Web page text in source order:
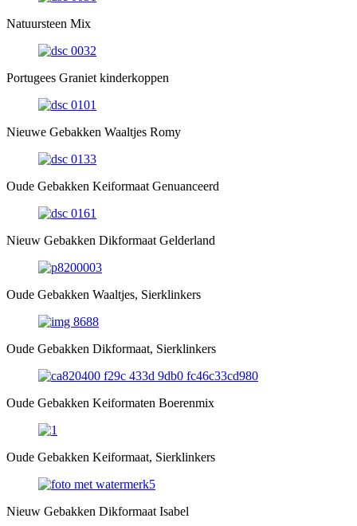
Natuursteen Mix
Portugees Graniet kinderkoppen
Nieuwe Gebakken Waaltjes Romy
Oude Gebakken Keiformaat Genuanceerd
Nieuw Gebakken Dikformaat Gelderland
Oude Gebakken Waaltjes, Sierklinkers
Oude Gebakken Dikformaat, Sierklinkers
Oude Gebakken Keiformaten Boerenmix
Oude Gebakken Keiformaat, Sierklinkers
Nieuw Gebakken Dikformaat Isabel